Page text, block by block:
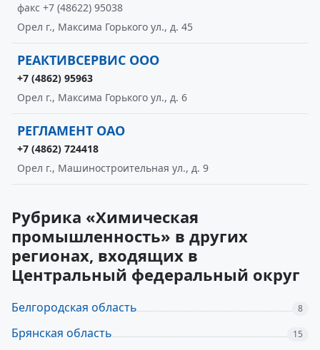
факс +7 (48622) 95038
Орел г., Максима Горького ул., д. 45
РЕАКТИВСЕРВИС ООО
+7 (4862) 95963
Орел г., Максима Горького ул., д. 6
РЕГЛАМЕНТ ОАО
+7 (4862) 724418
Орел г., Машиностроительная ул., д. 9
Рубрика «Химическая
промышленность» в других
регионах, входящих в
Центральный федеральный округ
Белгородская область 8
Брянская область 15